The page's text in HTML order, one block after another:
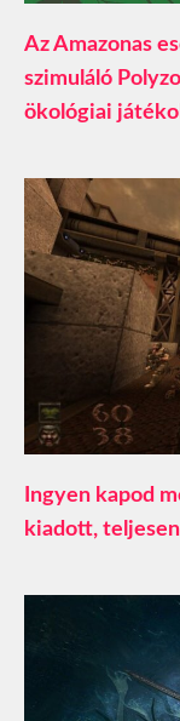
Az Amazonas
szimuláló
ökológiai
Ingyen kapod
kiadott,